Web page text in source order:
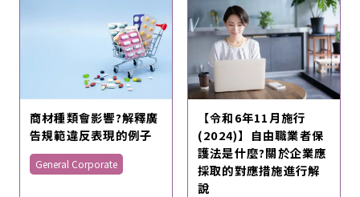
商材種類會影響?解釋廣
告規範違反表現的例子
General Corporate
【令和6年11月施行
(2024)】自由職業者保
護法是什麼?關於企業應
採取的對應措施進行解
說